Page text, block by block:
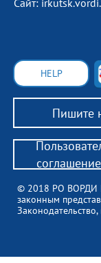
Сайт:
Пишите
© 2018 РО ВОРДИ
законным
HELP